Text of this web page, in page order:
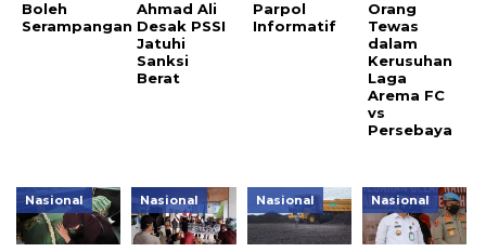
Boleh
Serampangan
Ahmad Ali
Desak PSSI
Jatuhi
Sanksi
Berat
Parpol
Informatif
Orang
Tewas
dalam
Kerusuhan
Laga
Arema FC
vs
Persebaya
Nasional Nasional Nasional Nasional